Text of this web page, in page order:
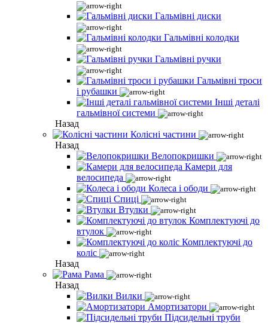
Гальмівні диски
Гальмівні колодки
Гальмівні ручки
Гальмівні троси
і рубашки
Інші деталі
гальмівної системи
Назад
Колісні частини
Назад
Велопокришки
Камери для
велосипеда
Колеса і ободи
Спиці
Втулки
Комплектуючі до
втулок
Комплектуючі до
коліс
Назад
Рама
Назад
Вилки
Амортизатори
Підсидельні труби